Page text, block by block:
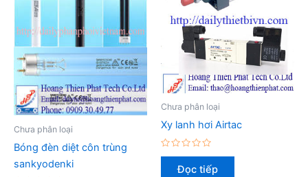
Chưa phân loại
Bóng đèn diệt côn trùng
sankyodenki
Chưa phân loại
Xy lanh hơi Airtac
Được
hạngĐọc tiếp